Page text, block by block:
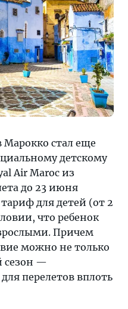
Марокко стал еще
детскому
Air Maroc из
до 23 июня
для детей (от 2
что ребенок
Причем
можно не только
сезон —
перелетов вплоть